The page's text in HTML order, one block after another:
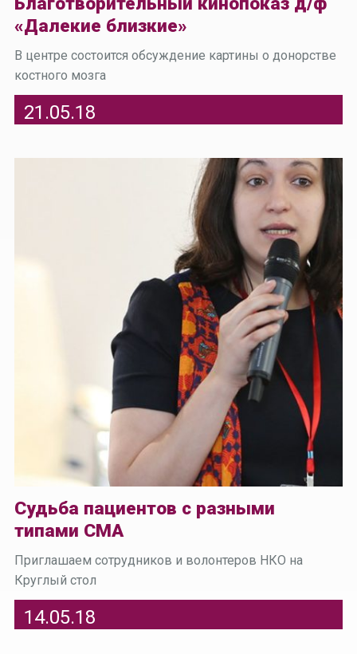
«Далекие близкие»
В центре состоится обсуждение картины о донорстве
костного мозга
21.05.18
Судьба пациентов с разными
типами СМА
Приглашаем сотрудников и волонтеров НКО на
Круглый стол
14.05.18